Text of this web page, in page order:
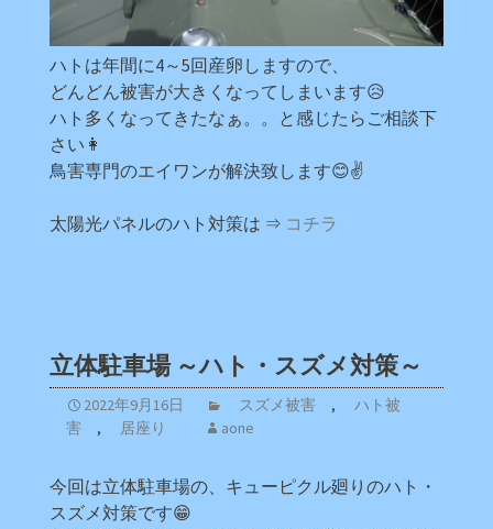
ハトは年間に4～5回産卵しますので、
どんどん被害が大きくなってしまいます😥
ハト多くなってきたなぁ。。と感じたらご相談下
さい👩
鳥害専門のエイワンが解決致します😊✌
太陽光パネルのハト対策は ⇒ コチラ
立体駐車場 ～ハト・スズメ対策～
2022年9月16日 スズメ被害 ,
ハト被
害 , 居座り aone
今回は立体駐車場の、キューピクル廻りのハト・
スズメ対策です😁